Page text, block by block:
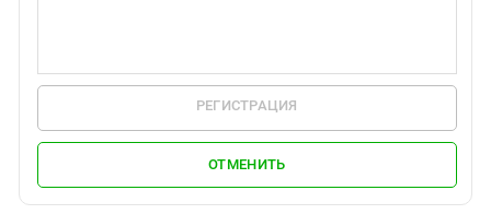
РЕГИСТРАЦИЯ
ОТМЕНИТЬ